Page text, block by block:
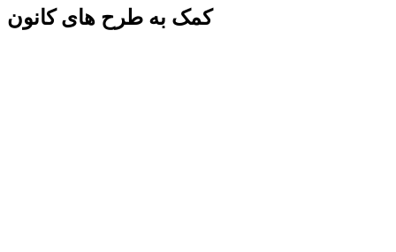
کمک به طرح های کانون